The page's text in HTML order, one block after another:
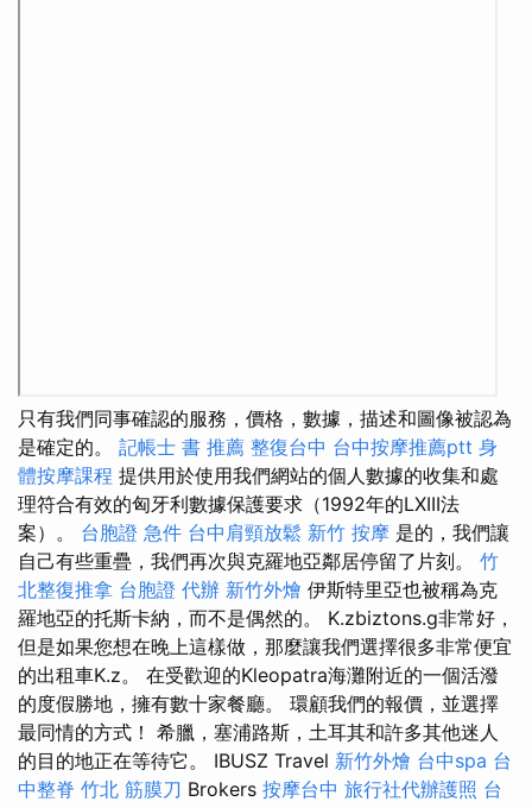
只有我們同事確認的服務，價格，數據，描述和圖像被認為
是確定的。 記帳士 書 推薦 整復台中 台中按摩推薦ptt 身
體按摩課程 提供用於使用我們網站的個人數據的收集和處
理符合有效的匈牙利數據保護要求（1992年的LXIII法
案）。 台胞證 急件 台中肩頸放鬆 新竹 按摩 是的，我們讓
自己有些重疊，我們再次與克羅地亞鄰居停留了片刻。 竹
北整復推拿 台胞證 代辦 新竹外燴 伊斯特里亞也被稱為克
羅地亞的托斯卡納，而不是偶然的。 K.zbiztons.g非常好，
但是如果您想在晚上這樣做，那麼讓我們選擇很多非常便宜
的出租車K.z。 在受歡迎的Kleopatra海灘附近的一個活潑
的度假勝地，擁有數十家餐廳。 環顧我們的報價，並選擇
最同情的方式！ 希臘，塞浦路斯，土耳其和許多其他迷人
的目的地正在等待它。 IBUSZ Travel 新竹外燴 台中spa 台
中整脊 竹北 筋膜刀 Brokers 按摩台中 旅行社代辦護照 台